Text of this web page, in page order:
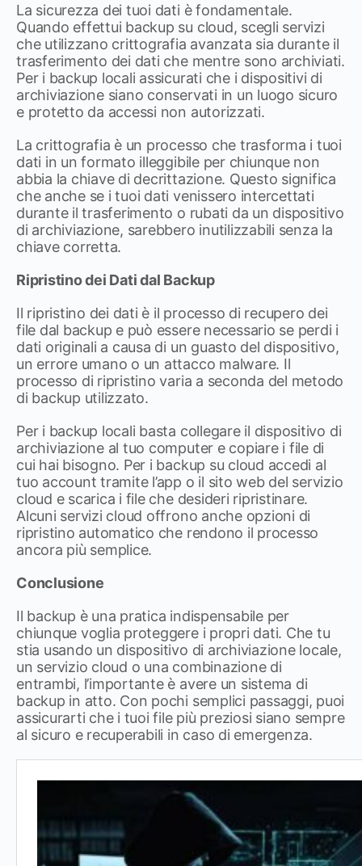
La sicurezza dei tuoi dati è fondamentale.
Quando effettui backup su cloud, scegli servizi
che utilizzano crittografia avanzata sia durante il
trasferimento dei dati che mentre sono archiviati.
Per i backup locali assicurati che i dispositivi di
archiviazione siano conservati in un luogo sicuro
e protetto da accessi non autorizzati.
La crittografia è un processo che trasforma i tuoi
dati in un formato illeggibile per chiunque non
abbia la chiave di decrittazione. Questo significa
che anche se i tuoi dati venissero intercettati
durante il trasferimento o rubati da un dispositivo
di archiviazione, sarebbero inutilizzabili senza la
chiave corretta.
Ripristino dei Dati dal Backup
Il ripristino dei dati è il processo di recupero dei
file dal backup e può essere necessario se perdi i
dati originali a causa di un guasto del dispositivo,
un errore umano o un attacco malware. Il
processo di ripristino varia a seconda del metodo
di backup utilizzato.
Per i backup locali basta collegare il dispositivo di
archiviazione al tuo computer e copiare i file di
cui hai bisogno. Per i backup su cloud accedi al
tuo account tramite l’app o il sito web del servizio
cloud e scarica i file che desideri ripristinare.
Alcuni servizi cloud offrono anche opzioni di
ripristino automatico che rendono il processo
ancora più semplice.
Conclusione
Il backup è una pratica indispensabile per
chiunque voglia proteggere i propri dati. Che tu
stia usando un dispositivo di archiviazione locale,
un servizio cloud o una combinazione di
entrambi, l’importante è avere un sistema di
backup in atto. Con pochi semplici passaggi, puoi
assicurarti che i tuoi file più preziosi siano sempre
al sicuro e recuperabili in caso di emergenza.